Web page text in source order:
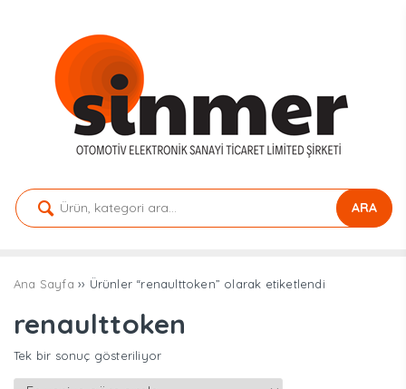
ARA
Ana Sayfa ›› Ürünler “renaulttoken” olarak etiketlendi
renaulttoken
Tek bir sonuç gösteriliyor